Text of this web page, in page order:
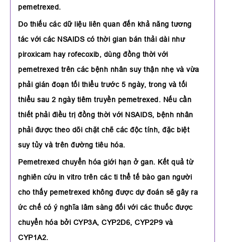
pemetrexed.
Do thiếu các dữ liệu liên quan đến khả năng tương
tác với các NSAIDS có thời gian bán thải dài như
piroxicam hay rofecoxib, dùng đồng thời với
pemetrexed trên các bệnh nhân suy thận nhẹ và vừa
phải gián đoạn tối thiểu trước 5 ngày, trong và tối
thiểu sau 2 ngày tiêm truyền pemetrexed. Nếu cần
thiết phải điều trị đồng thời với NSAIDS, bệnh nhân
phải được theo dõi chặt chẽ các độc tính, đặc biệt
suy tủy và trên đường tiêu hóa.
Pemetrexed chuyển hóa giới hạn ở gan. Kết quả từ
nghiên cứu in vitro trên các ti thể tế bào gan người
cho thấy pemetrexed không được dự đoán sẽ gây ra
ức chế có ý nghĩa lâm sàng đối với các thuốc được
chuyển hóa bởi CYP3A, CYP2D6, CYP2P9 và
CYP1A2.